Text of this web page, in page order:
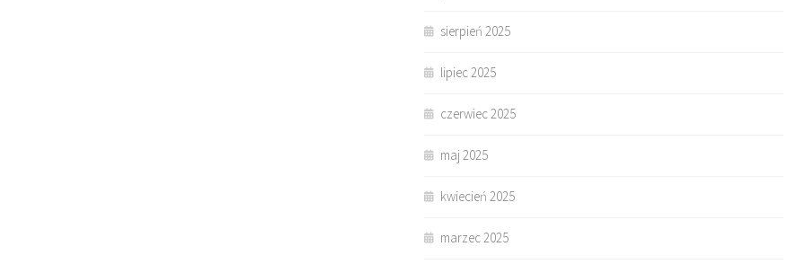
sierpień 2025
lipiec 2025
czerwiec 2025
maj 2025
kwiecień 2025
marzec 2025